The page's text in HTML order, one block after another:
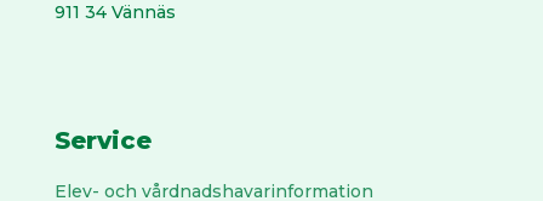
911 34 Vännäs
Service
Elev- och vårdnadshavarinformation